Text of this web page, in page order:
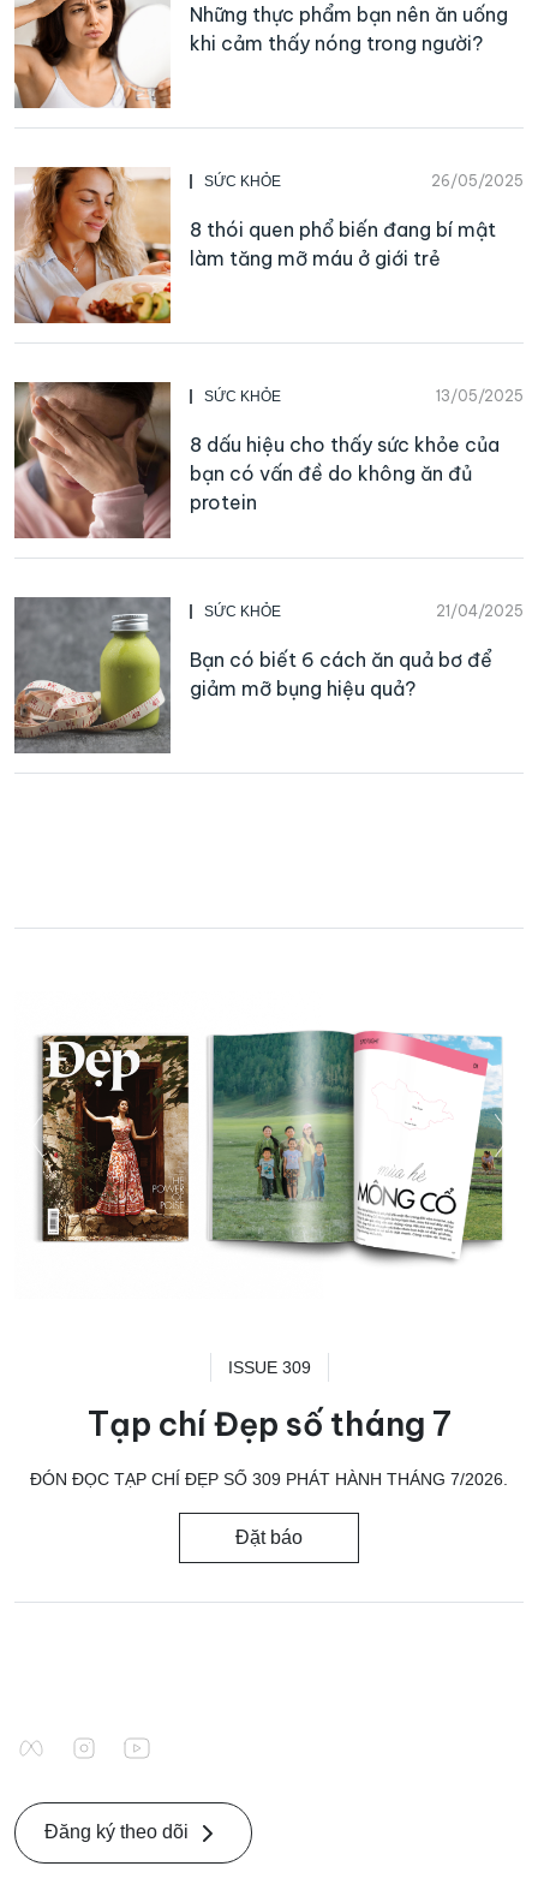
Những thực phẩm bạn nên ăn uống
khi cảm thấy nóng trong người?
SỨC KHỎE 26/05/2025
8 thói quen phổ biến đang bí mật
làm tăng mỡ máu ở giới trẻ
SỨC KHỎE 13/05/2025
8 dấu hiệu cho thấy sức khỏe của
bạn có vấn đề do không ăn đủ
protein
SỨC KHỎE 21/04/2025
Bạn có biết 6 cách ăn quả bơ để
giảm mỡ bụng hiệu quả?
ISSUE 309
Tạp chí Đẹp số tháng 7
ĐÓN ĐỌC TẠP CHÍ ĐẸP SỐ 309 PHÁT HÀNH THÁNG 7/2026.
Đặt báo
Đăng ký theo dõi